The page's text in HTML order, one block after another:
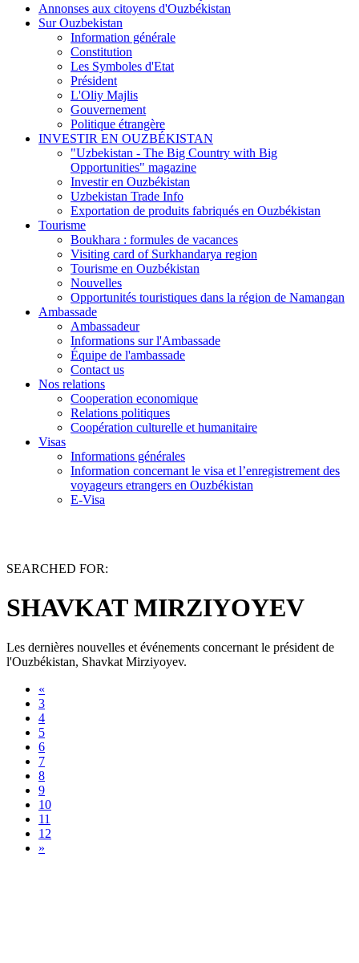
Annonses aux citoyens d'Ouzbékistan
Sur Ouzbekistan
Information générale
Constitution
Les Symboles d'Etat
Président
L'Oliy Majlis
Gouvernement
Politique étrangère
INVESTIR EN OUZBÉKISTAN
"Uzbekistan - The Big Country with Big
Opportunities" magazine
Investir en Ouzbékistan
Uzbekistan Trade Info
Exportation de produits fabriqués en Ouzbékistan
Tourisme
Boukhara : formules de vacances
Visiting card of Surkhandarya region
Tourisme en Ouzbékistan
Nouvelles
Opportunités touristiques dans la région de Namangan
Ambassade
Ambassadeur
Informations sur l'Ambassade
Équipe de l'ambassade
Contact us
Nos relations
Cooperation economique
Relations politiques
Coopération culturelle et humanitaire
Visas
Informations générales
Information concernant le visa et l’enregistrement des
voyageurs etrangers en Ouzbékistan
E-Visa
SEARCHED FOR:
SHAVKAT MIRZIYOYEV
Les dernières nouvelles et événements concernant le président de
l'Ouzbékistan, Shavkat Mirziyoyev.
«
3
4
5
6
7
8
9
10
11
12
»